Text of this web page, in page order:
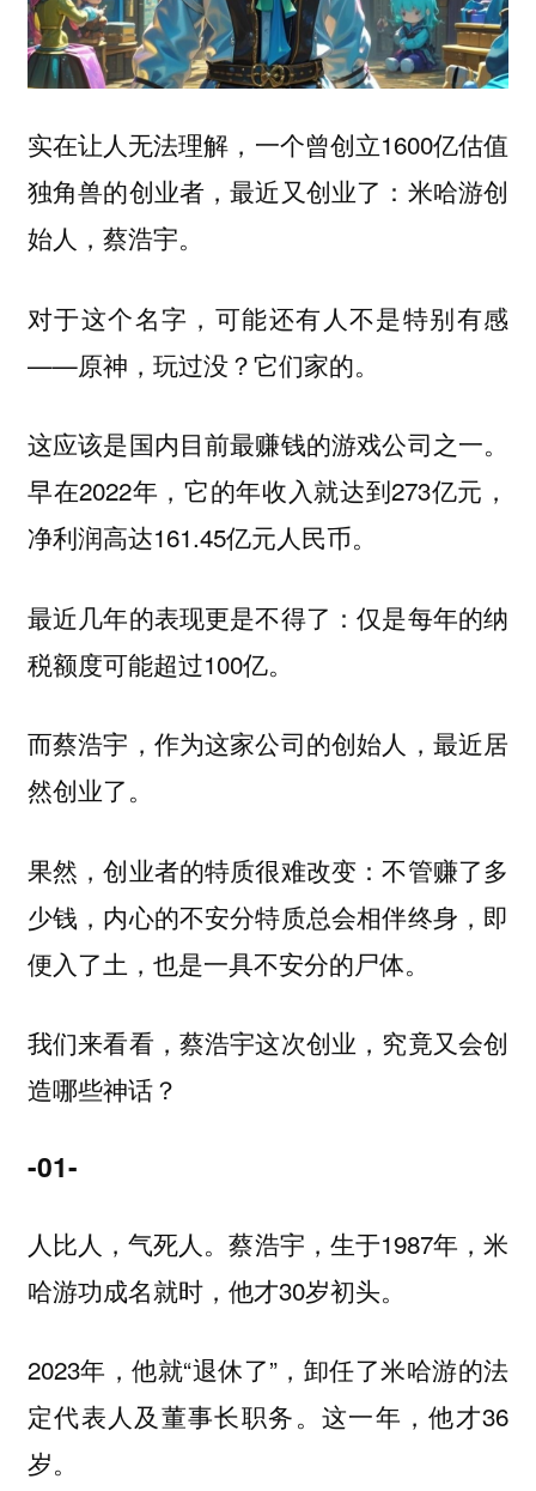
实在让人无法理解，一个曾创立1600亿估值
独角兽的创业者，最近又创业了：米哈游创
始人，蔡浩宇。
对于这个名字，可能还有人不是特别有感
——原神，玩过没？它们家的。
这应该是国内目前最赚钱的游戏公司之一。
早在2022年，它的年收入就达到273亿元，
净利润高达161.45亿元人民币。
最近几年的表现更是不得了：仅是每年的纳
税额度可能超过100亿。
而蔡浩宇，作为这家公司的创始人，最近居
然创业了。
果然，创业者的特质很难改变：不管赚了多
少钱，内心的不安分特质总会相伴终身，即
便入了土，也是一具不安分的尸体。
我们来看看，蔡浩宇这次创业，究竟又会创
造哪些神话？
-01-
人比人，气死人。蔡浩宇，生于1987年，米
哈游功成名就时，他才30岁初头。
2023年，他就“退休了”，卸任了米哈游的法
定代表人及董事长职务。这一年，他才36
岁。